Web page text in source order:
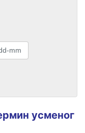
усменог